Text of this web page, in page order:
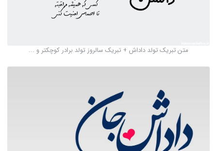
متن تبریک تولد داداش + تبریک سالروز تولد برادر کوچکتر و ...